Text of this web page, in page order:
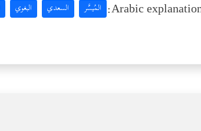
Arabic المُيسَّر السعدي البغوي